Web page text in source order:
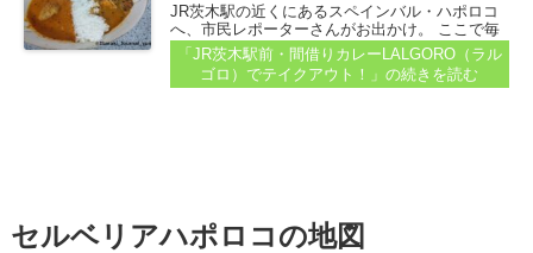
JR茨木駅の近くにあるスペインバル・ハポロコ
へ、市民レポーターさんがお出かけ。 ここで毎
週金曜日に「間借りのカレー屋さん」がオープ
ンしていると、LALGORO（ラルゴロ）さんのカ
レーをレポートしてくれています...
「JR茨木駅前・間借りカレーLALGORO（ラル
ゴロ）でテイクアウト！」の続きを読む
セルベリアハポロコの地図